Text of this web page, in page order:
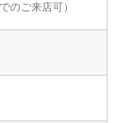
のご来店可）